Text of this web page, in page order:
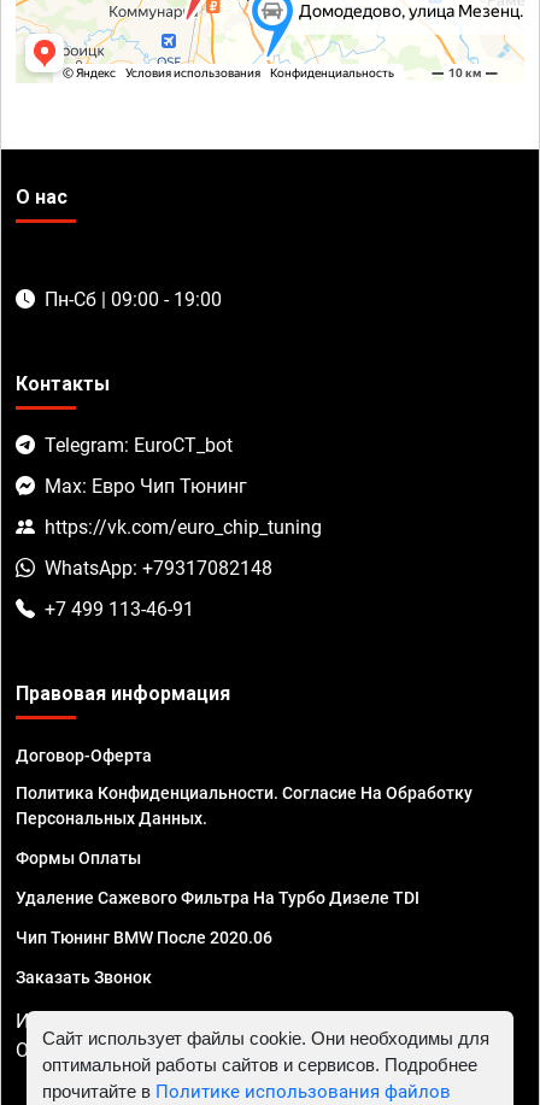
О нас
Пн-Сб | 09:00 - 19:00
Контакты
Telegram: EuroCT_bot
Max: Евро Чип Тюнинг
https://vk.com/euro_chip_tuning
WhatsApp: +79317082148
+7 499 113-46-91
Правовая информация
Договор-Оферта
Политика Конфиденциальности. Согласие На Обработку
Персональных Данных.
Формы Оплаты
Удаление Сажевого Фильтра На Турбо Дизеле TDI
Чип Тюнинг BMW После 2020.06
Заказать Звонок
ИП Смирнов Георгий Павлович. ИНН 781302555843,
ОГРНИП 324470400032610
Сайт использует файлы cookie. Они необходимы для
оптимальной работы сайтов и сервисов. Подробнее
прочитайте в Политике использования файлов